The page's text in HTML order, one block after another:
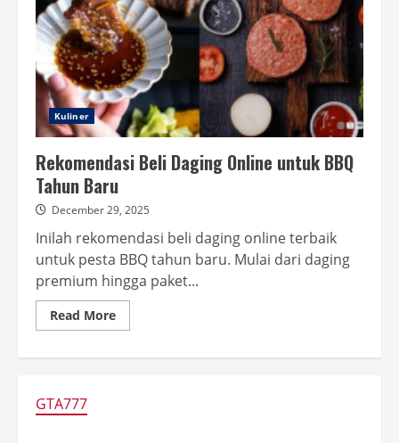
Kuliner
Rekomendasi Beli Daging Online untuk BBQ
Tahun Baru
December 29, 2025
Inilah rekomendasi beli daging online terbaik
untuk pesta BBQ tahun baru. Mulai dari daging
premium hingga paket...
Read MoreRead
more
GTA777